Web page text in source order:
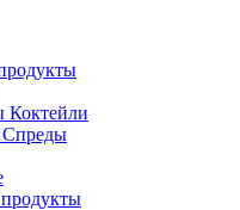
Коктейли